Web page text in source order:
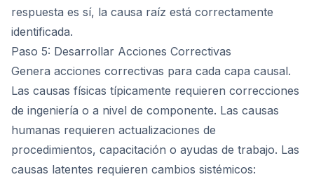
respuesta es sí, la causa raíz está correctamente
identificada.
Paso 5: Desarrollar Acciones Correctivas
Genera acciones correctivas para cada capa causal.
Las causas físicas típicamente requieren correcciones
de ingeniería o a nivel de componente. Las causas
humanas requieren actualizaciones de
procedimientos, capacitación o ayudas de trabajo. Las
causas latentes requieren cambios sistémicos: